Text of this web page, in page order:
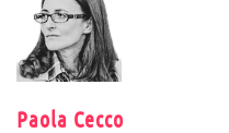
Paola Cecco